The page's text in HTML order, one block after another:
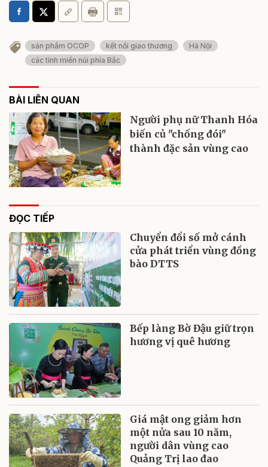
sản phẩm OCOP kết nối giao thương
Hà Nội
các tỉnh miền núi phía Bắc
BÀI LIÊN QUAN
Người phụ nữ Thanh Hóa
biến củ "chống đói"
thành đặc sản vùng cao
ĐỌC TIẾP
Chuyển đổi số mở cánh
cửa phát triển vùng đồng
bào DTTS
Bếp làng Bờ Đậu giữ trọn
hương vị quê hương
Giá mật ong giảm hơn
một nửa sau 10 năm,
người dân vùng cao
Quảng Trị lao đao